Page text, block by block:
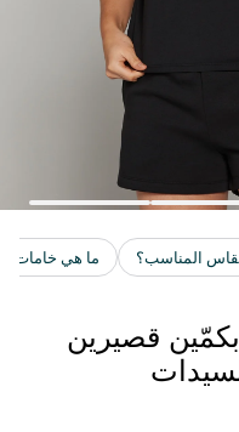
تيشيرت مقصّر Basics بكمّين قصيرين